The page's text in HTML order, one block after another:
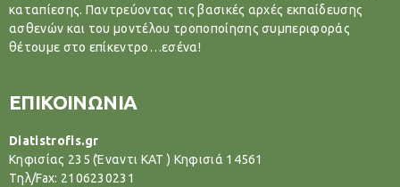
καταπίεσης. Παντρεύοντας τις βασικές αρχές εκπαίδευσης
ασθενών και του μοντέλου τροποποίησης συμπεριφοράς
θέτουμε στο επίκεντρο…εσένα!
ΕΠΙΚΟΙΝΩΝΙΑ
Diatistrofis.gr
Κηφισίας 235 (Έναντι ΚΑΤ ) Κηφισιά 14561
Tηλ/Fax: 2106230231